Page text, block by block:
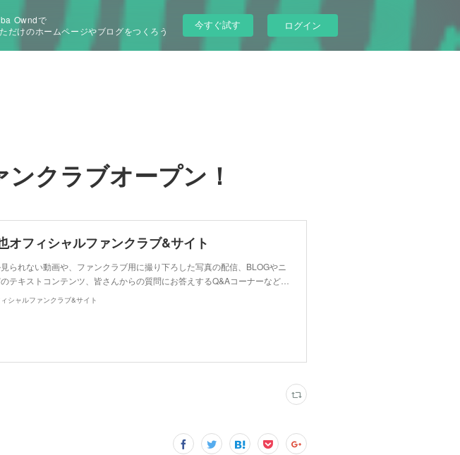
Owndで
だけのホームページやブログをつくろう
今すぐ試す ログイン
クラブオープン！
オフィシャルファンクラブ&サイト
られない動画や、ファンクラブ用に撮り下ろした写真の配信、BLOGやニ
テキストコンテンツ、皆さんからの質問にお答えするQ&Aコーナーなど…
シャルファンクラブ&サイト